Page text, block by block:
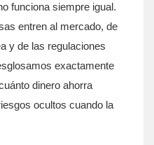
funciona siempre igual.
entren al mercado, de
y de las regulaciones
exactamente
dinero ahorra
ocultos cuando la